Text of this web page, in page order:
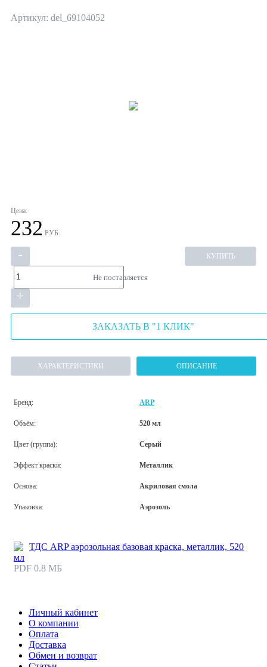
Артикул: del_69104052
Цена:
232 РУБ.
-
+
КУПИТЬ
Не поставляется
ЗАКАЗАТЬ В "1 КЛИК"
ХАРАКТЕРИСТИКИ ОПИСАНИЕ
Бренд: ARP
Объём: 520 мл
Цвет (группа): Серый
Эффект краски: Металлик
Основа: Акриловая смола
Упаковка: Аэрозоль
ТДС ARP аэрозольная базовая краска, металлик, 520
мл
PDF 0.8 МБ
Личный кабинет
О компании
Оплата
Доставка
Обмен и возврат